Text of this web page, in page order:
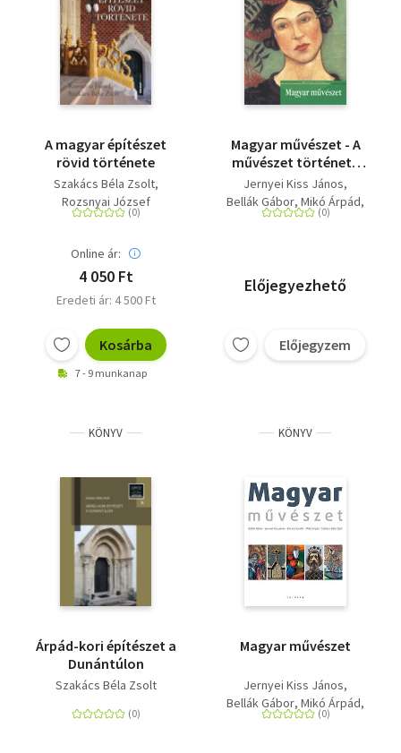
A magyar építészet
rövid története
Szakács Béla Zsolt
Rozsnyai József
Online ár:
4 050 Ft
Eredeti ár: 4 500 Ft
Kosárba
7 - 9 munkanap
Magyar művészet - A
művészet története
sorozat 16. kötete
Jernyei Kiss János
Bellák Gábor Mikó Árpád
Keserű Katalin
Előjegyezhető
Előjegyzem
KÖNYV
Árpád-kori építészet a
Dunántúlon
Szakács Béla Zsolt
KÖNYV
Magyar művészet
Jernyei Kiss János
Bellák Gábor Mikó Árpád
Keserű Katalin